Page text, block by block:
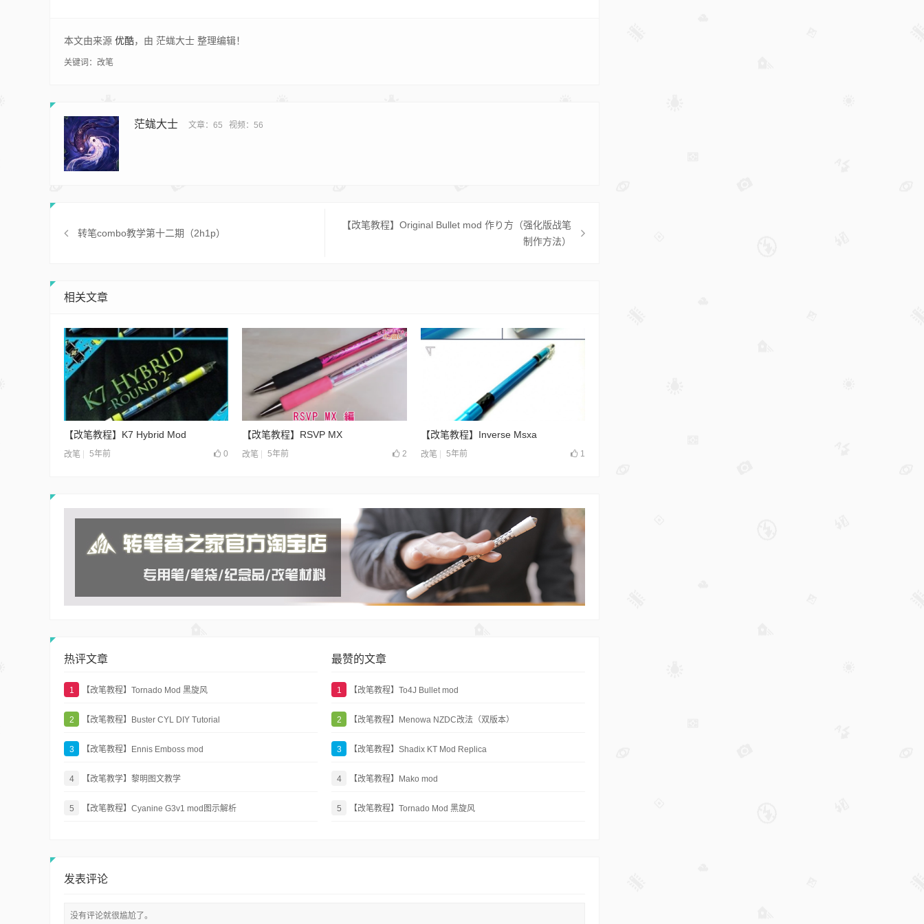
本文由来源 优酷，由 茫蛖大士 整理编辑！
关键词： 改笔
茫蛖大士 文章：65 视频：56
转笔combo教学第十二期（2h1p）
【改笔教程】Original Bullet mod 作り方（强化版战笔
制作方法）
相关文章
【改笔教程】K7 Hybrid Mod
改笔 5年前 0
【改笔教程】RSVP MX
改笔 5年前 2
【改笔教程】Inverse Msxa
改笔 5年前 1
热评文章
1 【改笔教程】Tornado Mod 黑旋风
2 【改笔教程】Buster CYL DIY Tutorial
3 【改笔教程】Ennis Emboss mod
4 【改笔教学】黎明图文教学
5 【改笔教程】Cyanine G3v1 mod图示解析
最赞的文章
1 【改笔教程】To4J Bullet mod
2 【改笔教程】Menowa NZDC改法（双版本）
3 【改笔教程】Shadix KT Mod Replica
4 【改笔教程】Mako mod
5 【改笔教程】Tornado Mod 黑旋风
发表评论